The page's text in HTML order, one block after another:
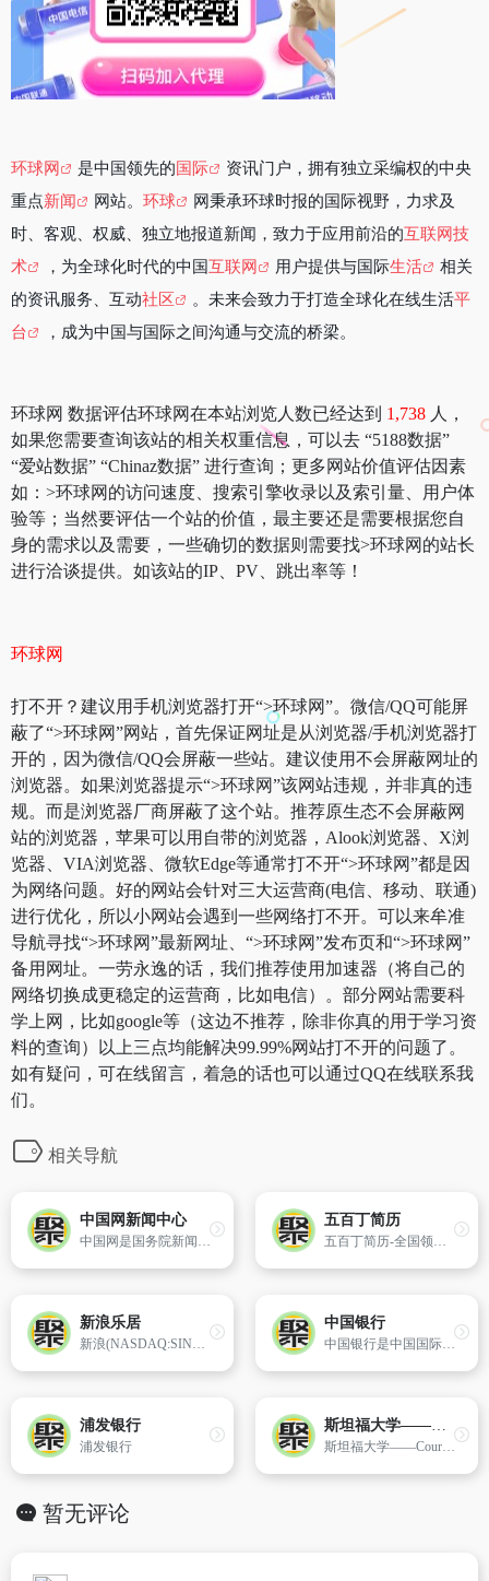
环球网 是中国领先的 国际
资讯门户，拥有独立采编权的中央
重点新闻 网站。 环球
网秉承环球时报的国际视野，力求及
时、客观、权威、独立地报道新闻，致力于应用前沿的互联网技
术
，为全球化时代的中国互联网 用户提供与国际生活
相关
的资讯服务、互动社区 。未来会致力于打造全球化在线生活平
台
，成为中国与国际之间沟通与交流的桥梁。
环球网 数据评估环球网在本站浏览人数已经达到 1,738 人，
如果您需要查询该站的相关权重信息，可以去 “5188数据”
“爱站数据” “Chinaz数据” 进行查询；更多网站价值评估因素
如：>环球网的访问速度、搜索引擎收录以及索引量、用户体
验等；当然要评估一个站的价值，最主要还是需要根据您自
身的需求以及需要，一些确切的数据则需要找>环球网的站长
进行洽谈提供。如该站的IP、PV、跳出率等！
环球网
打不开？建议用手机浏览器打开“>环球网”。微信/QQ可能屏
蔽了“>环球网”网站，首先保证网址是从浏览器/手机浏览器打
开的，因为微信/QQ会屏蔽一些站。建议使用不会屏蔽网址的
浏览器。如果浏览器提示“>环球网”该网站违规，并非真的违
规。而是浏览器厂商屏蔽了这个站。推荐原生态不会屏蔽网
站的浏览器，苹果可以用自带的浏览器，Alook浏览器、X浏
览器、VIA浏览器、微软Edge等通常打不开“>环球网”都是因
为网络问题。好的网站会针对三大运营商(电信、移动、联通)
进行优化，所以小网站会遇到一些网络打不开。可以来牟准
导航寻找“>环球网”最新网址、“>环球网”发布页和“>环球网”
备用网址。一劳永逸的话，我们推荐使用加速器（将自己的
网络切换成更稳定的运营商，比如电信）。部分网站需要科
学上网，比如google等（这边不推荐，除非你真的用于学习资
料的查询）以上三点均能解决99.99%网站打不开的问题了。
如有疑问，可在线留言，着急的话也可以通过QQ在线联系我
们。
相关导航
中国网新闻中心
中国网是国务院新闻办领导,中国外文出版发行事业局（中国国际出版集团）管理的国家重点新闻网站。中国网坚持以新闻为前导,以国情为基础,以融合各地通讯、即时专题、网上服务、媒体
五百丁简历
五百丁简历-全国领先的专业简历制作平台，支持手机在线编辑，智能高效，海量精美模板，HR专家推荐使用_500D.ME
新浪乐居
新浪(NASDAQ:SINA)是一家服务于中国及全球华人社群的领先在线媒体及增值资讯服务提供商。致力于为房地产业界、主力购房人群、装修人群提供各类服务与咨讯。主要栏目有:房产新闻、楼盘展示、新盘中心、写字楼、商铺、地产圈、家居装修、家居图库、业主社区论坛等内容。
中国银行
中国银行是中国国际化和多元化程度最高的银行，在中国内地及六十多个国家和地区为客户提供全面的金融服务。主要经营商业银行业务：公司金融、个人金融和金融市场业务，并通过附属机构开展投资银行、保险、直接投资、投资管理、基金管理和飞机租赁业务。
浦发银行
浦发银行
斯坦福大学——Coursera
斯坦福大学——Coursera（www.c...为主的网站。
暂无评论